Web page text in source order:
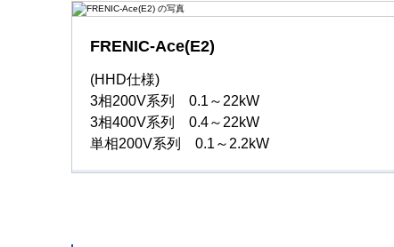
FRENIC-Ace(E2)
(HHD仕様)
3相200V系列 0.1～22kW
3相400V系列 0.4～22kW
単相200V系列 0.1～2.2kW